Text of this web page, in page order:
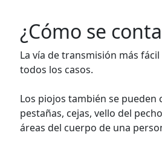
¿Cómo se
La vía de transmisión más
todos los casos.
Los piojos también se
pestañas, cejas, vello del
áreas del cuerpo de una